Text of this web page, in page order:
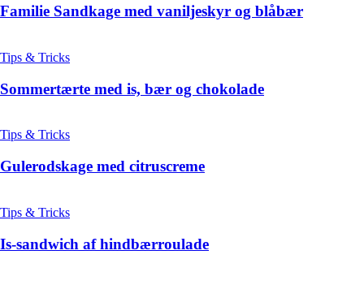
Familie Sandkage med vaniljeskyr og blåbær
Tips & Tricks
Sommertærte med is, bær og chokolade
Tips & Tricks
Gulerodskage med citruscreme
Tips & Tricks
Is-sandwich af hindbærroulade